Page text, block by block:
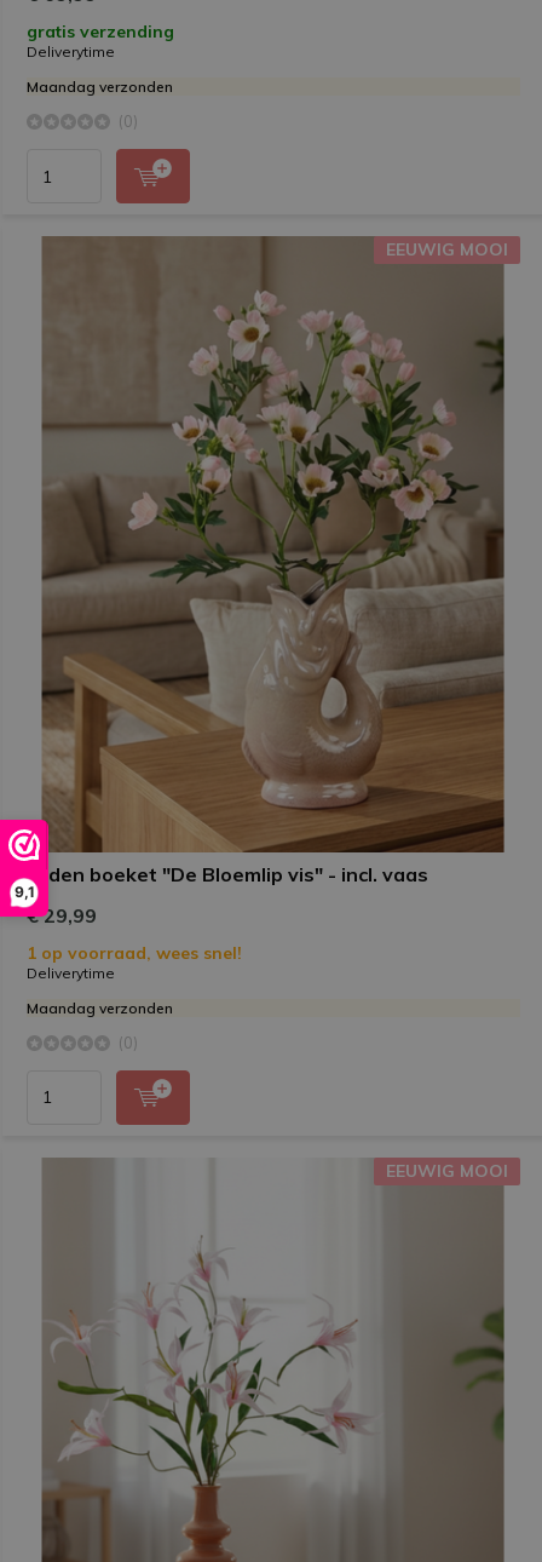
9,1
gratis verzending
Deliverytime
Maandag verzonden
(0)
Zijden boeket "De Bloemlip vis" - incl. vaas
EEUWIG MOOI
€ 29,99
1 op voorraad, wees snel!
Deliverytime
Maandag verzonden
(0)
EEUWIG MOOI